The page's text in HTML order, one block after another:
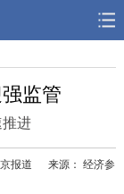
思想
监管
进
报道
来源： 经济参